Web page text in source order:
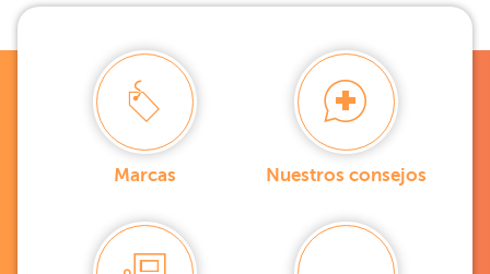
Marcas Nuestros consejos